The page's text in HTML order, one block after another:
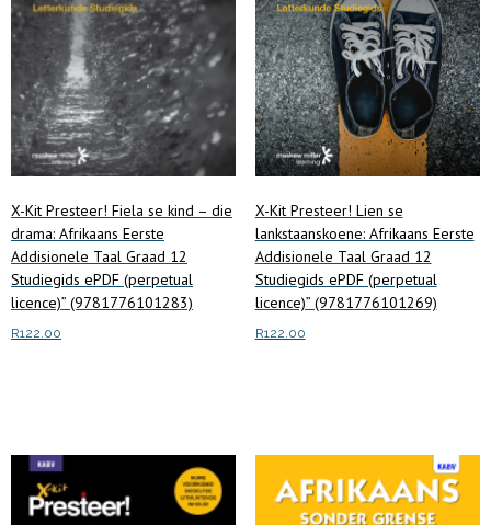
X-Kit Presteer! Fiela se kind – die
drama: Afrikaans Eerste
Addisionele Taal Graad 12
Studiegids ePDF (perpetual
licence)” (9781776101283)
R122.00
X-Kit Presteer! Lien se
lankstaanskoene: Afrikaans Eerste
Addisionele Taal Graad 12
Studiegids ePDF (perpetual
licence)” (9781776101269)
R122.00